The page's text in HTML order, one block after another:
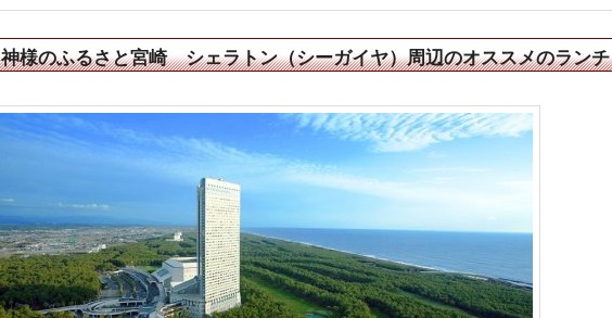
神様のふるさと宮崎 シェラトン（シーガイヤ）周辺のオススメのランチ